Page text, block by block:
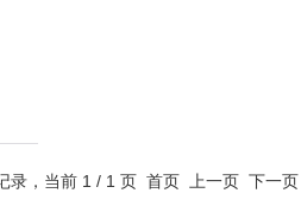
录，当前 1 / 1 页 首页 上一页 下一